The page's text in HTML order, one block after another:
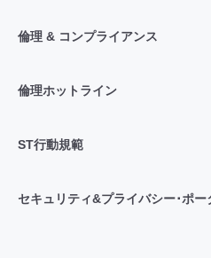
倫理 & コンプライアンス
倫理ホットライン
ST行動規範
セキュリティ&プライバシー･ポー